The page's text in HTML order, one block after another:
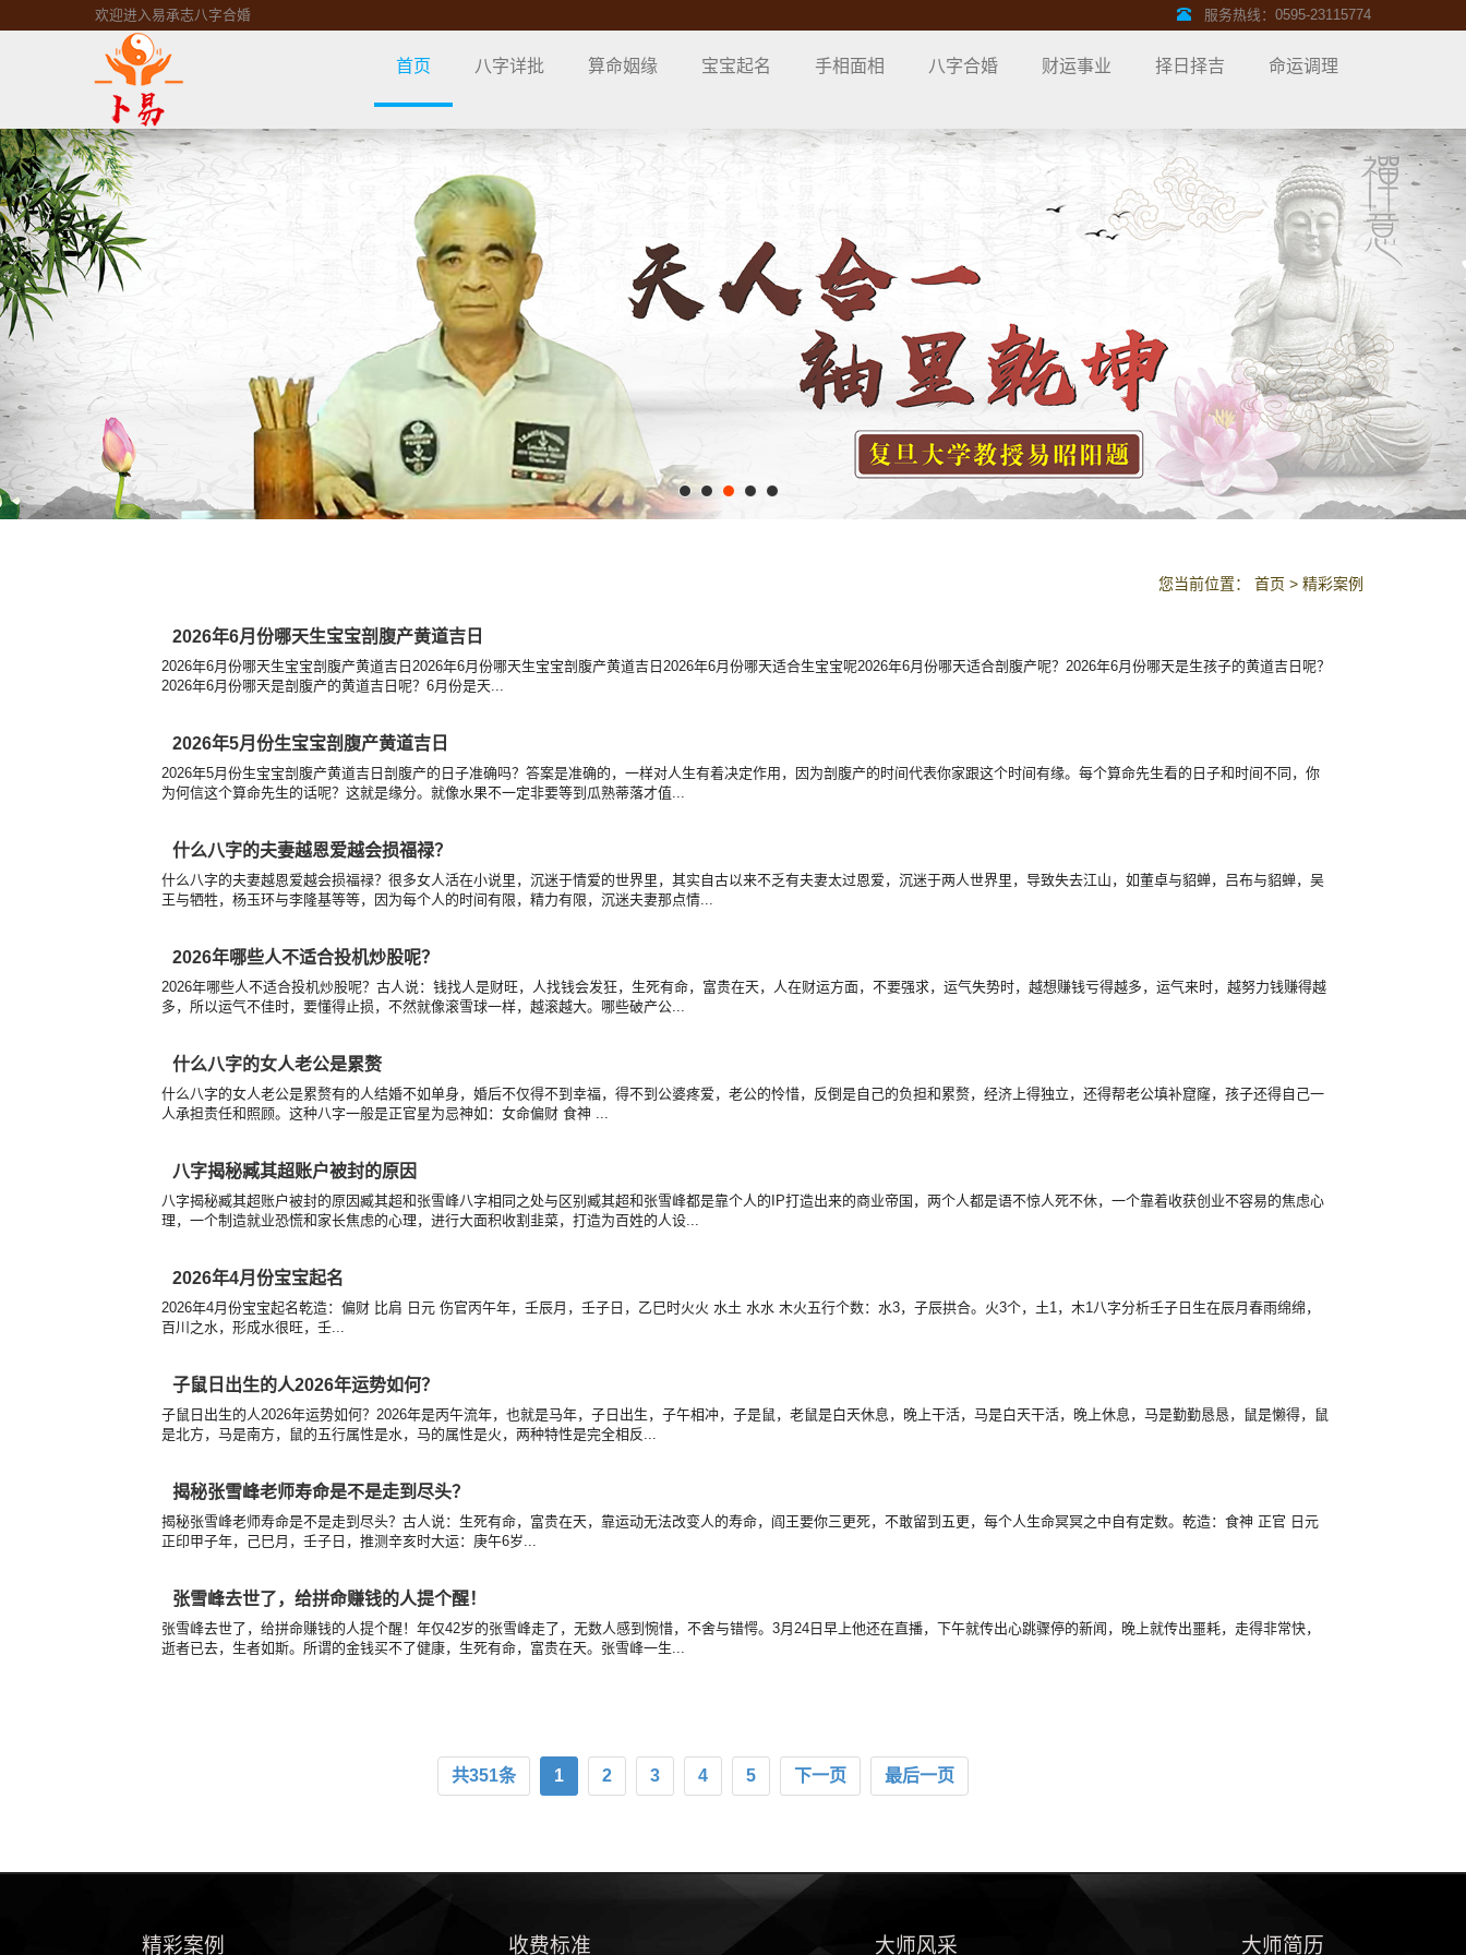
欢迎进入易承志八字合婚 服务热线：0595-23115774
首页 八字详批 算命姻缘 宝宝起名 手相面相 八字合婚 财运事业 择日择吉 命运调理
您当前位置： 首页 > 精彩案例
2026年6月份哪天生宝宝剖腹产黄道吉日
2026年6月份哪天生宝宝剖腹产黄道吉日2026年6月份哪天生宝宝剖腹产黄道吉日2026年6月份哪天适合生宝宝呢2026年6月份哪天适合剖腹产呢？2026年6月份哪天是生孩子的黄道吉日呢？
2026年6月份哪天是剖腹产的黄道吉日呢？6月份是天...
2026年5月份生宝宝剖腹产黄道吉日
2026年5月份生宝宝剖腹产黄道吉日剖腹产的日子准确吗？答案是准确的，一样对人生有着决定作用，因为剖腹产的时间代表你家跟这个时间有缘。每个算命先生看的日子和时间不同，你
为何信这个算命先生的话呢？这就是缘分。就像水果不一定非要等到瓜熟蒂落才值...
什么八字的夫妻越恩爱越会损福禄？
什么八字的夫妻越恩爱越会损福禄？很多女人活在小说里，沉迷于情爱的世界里，其实自古以来不乏有夫妻太过恩爱，沉迷于两人世界里，导致失去江山，如董卓与貂蝉，吕布与貂蝉，吴
王与牺牲，杨玉环与李隆基等等，因为每个人的时间有限，精力有限，沉迷夫妻那点情...
2026年哪些人不适合投机炒股呢？
2026年哪些人不适合投机炒股呢？古人说：钱找人是财旺，人找钱会发狂，生死有命，富贵在天，人在财运方面，不要强求，运气失势时，越想赚钱亏得越多，运气来时，越努力钱赚得越
多，所以运气不佳时，要懂得止损，不然就像滚雪球一样，越滚越大。哪些破产公...
什么八字的女人老公是累赘
什么八字的女人老公是累赘有的人结婚不如单身，婚后不仅得不到幸福，得不到公婆疼爱，老公的怜惜，反倒是自己的负担和累赘，经济上得独立，还得帮老公填补窟窿，孩子还得自己一
人承担责任和照顾。这种八字一般是正官星为忌神如：女命偏财 食神 ...
八字揭秘臧其超账户被封的原因
八字揭秘臧其超账户被封的原因臧其超和张雪峰八字相同之处与区别臧其超和张雪峰都是靠个人的IP打造出来的商业帝国，两个人都是语不惊人死不休，一个靠着收获创业不容易的焦虑心
理，一个制造就业恐慌和家长焦虑的心理，进行大面积收割韭菜，打造为百姓的人设...
2026年4月份宝宝起名
2026年4月份宝宝起名乾造：偏财 比肩 日元 伤官丙午年，壬辰月，壬子日，乙巳时火火 水土 水水 木火五行个数：水3，子辰拱合。火3个，土1，木1八字分析壬子日生在辰月春雨绵绵，
百川之水，形成水很旺，壬...
子鼠日出生的人2026年运势如何？
子鼠日出生的人2026年运势如何？2026年是丙午流年，也就是马年，子日出生，子午相冲，子是鼠，老鼠是白天休息，晚上干活，马是白天干活，晚上休息，马是勤勤恳恳，鼠是懒得，鼠
是北方，马是南方，鼠的五行属性是水，马的属性是火，两种特性是完全相反...
揭秘张雪峰老师寿命是不是走到尽头？
揭秘张雪峰老师寿命是不是走到尽头？古人说：生死有命，富贵在天，靠运动无法改变人的寿命，阎王要你三更死，不敢留到五更，每个人生命冥冥之中自有定数。乾造：食神 正官 日元
正印甲子年，己巳月，壬子日，推测辛亥时大运：庚午6岁...
张雪峰去世了，给拼命赚钱的人提个醒！
张雪峰去世了，给拼命赚钱的人提个醒！年仅42岁的张雪峰走了，无数人感到惋惜，不舍与错愕。3月24日早上他还在直播，下午就传出心跳骤停的新闻，晚上就传出噩耗，走得非常快，
逝者已去，生者如斯。所谓的金钱买不了健康，生死有命，富贵在天。张雪峰一生...
共351条 1 2 3 4 5 下一页 最后一页
大师简历
大师风采
收费标准
精彩案例